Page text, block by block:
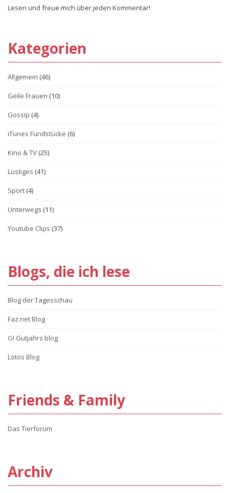
Lesen und freue mich über jeden Kommentar!
Kategorien
Allgemein (46)
Geile Frauen (10)
Gossip (4)
iTunes Fundstücke (6)
Kino & TV (25)
Lustiges (41)
Sport (4)
Unterwegs (11)
Youtube Clips (37)
Blogs, die ich lese
Blog der Tagesschau
Faz.net Blog
G! Gutjahrs blog
Lotos Blog
Friends & Family
Das Tierforum
Archiv